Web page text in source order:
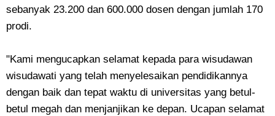
sebanyak 23.200 dan 600.000 dosen dengan jumlah 170
prodi.
"Kami mengucapkan selamat kepada para wisudawan
wisudawati yang telah menyelesaikan pendidikannya
dengan baik dan tepat waktu di universitas yang betul-
betul megah dan menjanjikan ke depan. Ucapan selamat